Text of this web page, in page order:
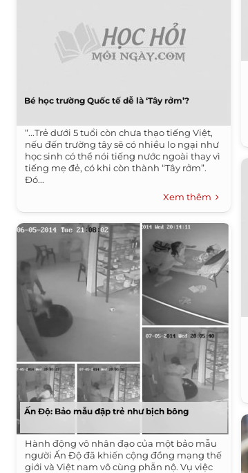
Bé học trường Quốc tế dễ là ‘Tây rởm’?
“...Trẻ dưới 5 tuổi còn chưa thạo tiếng Việt,
nếu đến trường tây sẽ có nhiều lo ngại như
học sinh có thể nói tiếng nước ngoài thay vì
tiếng mẹ đẻ, có khi còn thành “Tây rởm”.
Đó...
Xem thêm
Ấn Độ: Bảo mẫu đập trẻ như bịch bông
Hành động vô nhân đạo của một bảo mẫu
người Ấn Độ đã khiến cộng đồng mạng thế
giới và Việt nam vô cùng phẫn nộ. Vụ việc